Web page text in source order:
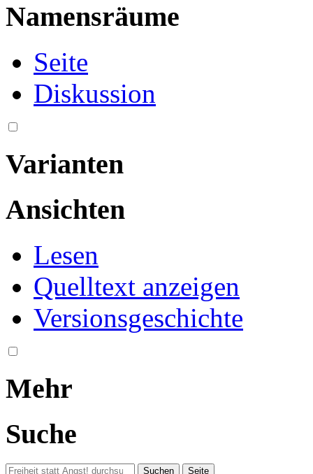
Namensräume
Seite
Diskussion
Varianten
Ansichten
Lesen
Quelltext anzeigen
Versionsgeschichte
Mehr
Suche